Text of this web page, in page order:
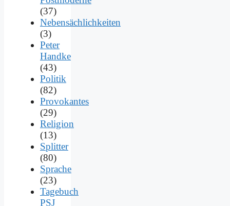
(37)
Nebensächlichkeiten
(3)
Peter
Handke
(43)
Politik
(82)
Provokantes
(29)
Religion
(13)
Splitter
(80)
Sprache
(23)
Tagebuch
PSJ